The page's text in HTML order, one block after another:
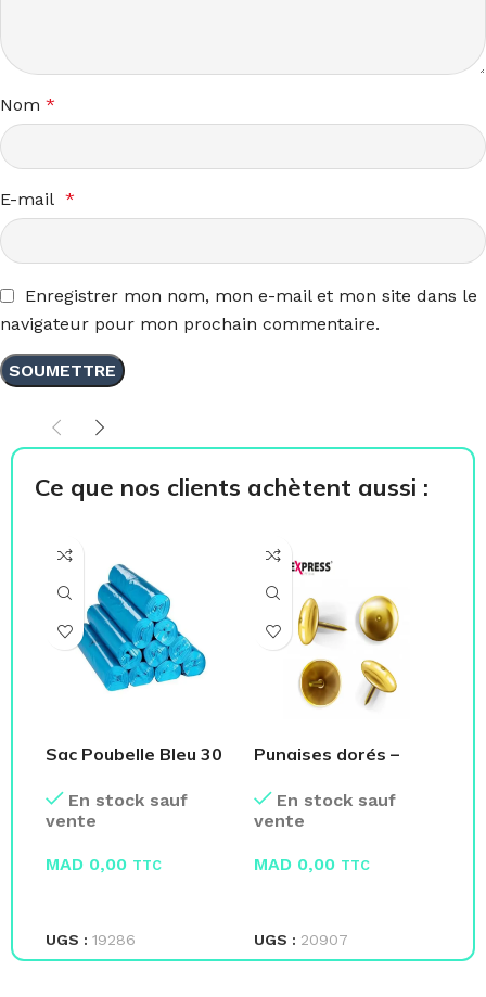
Nom *
E-mail *
Enregistrer mon nom, mon e-mail et mon site dans le
navigateur pour mon prochain commentaire.
Ce que nos clients achètent aussi :
Sac Poubelle Bleu 30
En stock sauf
vente
MAD 0,00 TTC
UGS : 19286
Punaises dorés –
En stock sauf
vente
MAD 0,00 TTC
UGS : 20907